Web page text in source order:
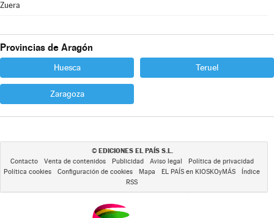
Zuera
Provincias de Aragón
Huesca Teruel
Zaragoza
© EDICIONES EL PAÍS S.L.
Contacto Venta de contenidos Publicidad Aviso legal
Política de privacidad
Política cookies
Configuración de cookies Mapa EL PAÍS en KIOSKOyMÁS
Índice
RSS